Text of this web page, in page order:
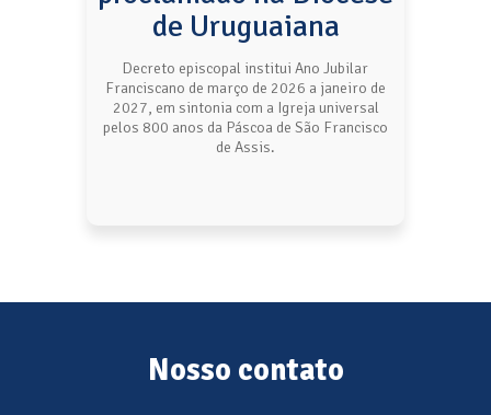
de Uruguaiana
Decreto episcopal institui Ano Jubilar
Franciscano de março de 2026 a janeiro de
2027, em sintonia com a Igreja universal
pelos 800 anos da Páscoa de São Francisco
de Assis.
Nosso contato